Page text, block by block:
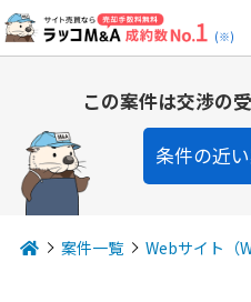
(※)
この案件は交渉の
条件の近
案件一覧 Webサイト（